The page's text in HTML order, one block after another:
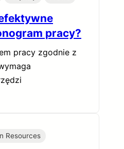
pracy?
pracy zgodnie z
Resources